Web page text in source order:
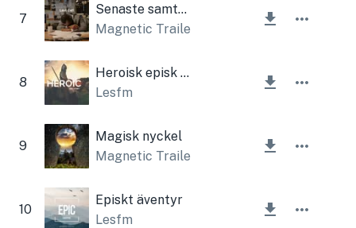
7
Senaste samtalet
Magnetic Trailer
8
Heroisk episk berättelse
Lesfm
9
Magisk nyckel
Magnetic Trailer
10
Episkt äventyr
Lesfm